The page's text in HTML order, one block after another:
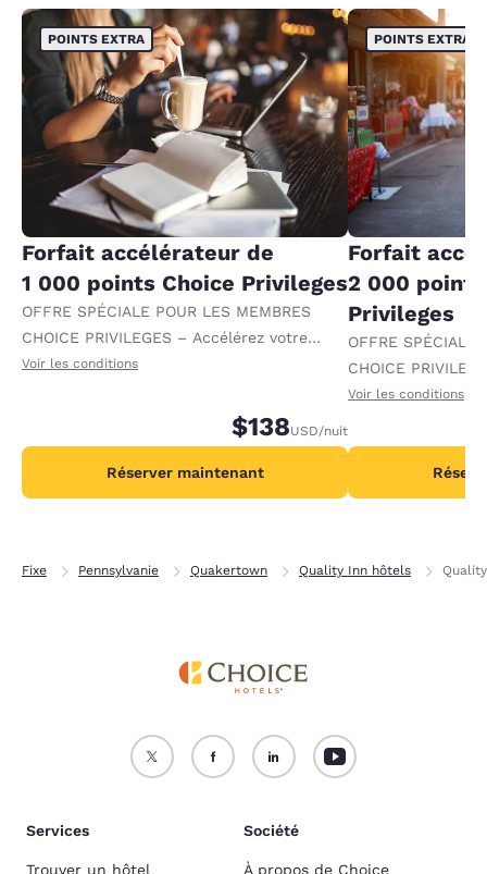
POINTS EXTRA
Forfait accélérateur de
1 000 points Choice Privileges
OFFRE SPÉCIALE POUR LES MEMBRES
CHOICE PRIVILEGES – Accélérez votre
progression vers des récompenses en
Voir les conditions
$138USD/nuit
Réserver maintenant
POINTS EXTRA
Forfait
2 000
Privileges
OFFRE SPÉCIALE
CHOICE
progression vers
par nuit.
Voir les conditions
Fixe Pennsylvanie Quakertown Quality Inn hôtels
Services
Trouver un hôtel
Société
À propos de Choice